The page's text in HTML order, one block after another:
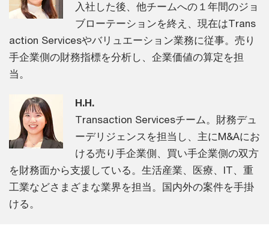
入社した後、他チームへの１年間のジョ
ブローテーションを終え、現在はTrans
action Servicesやバリュエーション業務に従事。売り
手企業側の財務指標を分析し、企業価値の算定を担
当。
H.H.
Transaction Servicesチーム。財務デュ
ーデリジェンスを担当し、主にM&Aにお
ける売り手企業側、買い手企業側の双方
を財務面から支援している。生活産業、医療、IT、重
工業などさまざまな業界を担当。国内外の案件を手掛
ける。